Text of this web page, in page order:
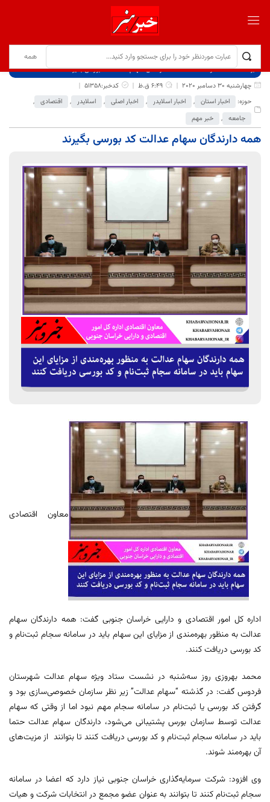
برگ نخست نوشته‌ها
همه دارندگان سهام عدالت کد بورسی بگیرند
چهارشنبه 30 دسامبر 2020
6:49 ق.ظ
کدخبر:51358
حوزه:
اخبار استان , اخبار اسلایدر , اخبار اصلی , اسلایدر , اقتصادی ,
جامعه , خبر مهم
همه دارندگان سهام عدالت کد بورسی بگیرند
معاون اقتصادی
اداره کل امور اقتصادی و دارایی خراسان جنوبی گفت: همه دارندگان سهام
عدالت به منظور بهره‌مندی از مزایای این سهام باید در سامانه سجام ثبت‌نام و
کد بورسی دریافت کنند.
محمد بهروزی روز سه‌شنبه در نشست ستاد ویژه سهام عدالت شهرستان
فردوس گفت: در گذشته “سهام عدالت” زیر نظر سازمان خصوصی‌سازی بود و
گرفتن کد بورسی یا ثبت‌نام در سامانه سجام مهم نبود اما از وقتی که سهام
عدالت توسط سازمان بورس پشتیبانی می‌شود، دارندگان سهام عدالت حتما
باید در سامانه سجام ثبت‌نام و کد بورسی دریافت کنند تا بتوانند از مزیت‌های
آن بهره‌مند شوند.
وی افزود: شرکت سرمایه‌گذاری خراسان جنوبی نیاز دارد که اعضا در سامانه
سجام ثبت‌نام کنند تا بتوانند به عنوان عضو مجمع در انتخابات شرکت و هیات